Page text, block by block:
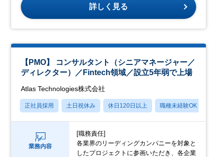
詳しく見る
【PMO】 コンサルタント（シニアマネージャー／
ディレクター）／Fintech領域／設立5年弱で上場
Atlas Technologies株式会社
正社員採用 土日祝休み 休日120日以上 職種未経験OK
業務内容
[職務責任]
各業界のリーディングカンパニーを対象と
したプロジェクトに参画いただき、各企業